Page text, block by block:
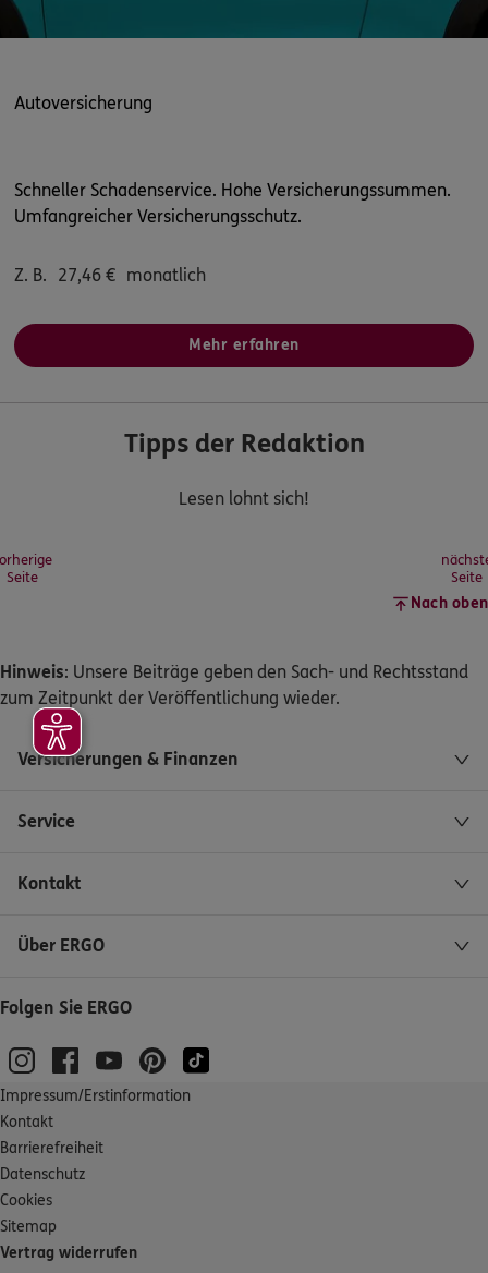
Autoversicherung
Schneller Schadenservice. Hohe Versicherungssummen.
Umfangreicher Versicherungsschutz.
Z. B. 27,46 € monatlich
Mehr erfahren
Tipps der Redaktion
Lesen lohnt sich!
Seite
Seite
Nach oben
Hinweis: Unsere Beiträge geben den Sach- und Rechtsstand
zum Zeitpunkt der Veröffentlichung wieder.
Versicherungen & Finanzen
Service
Kontakt
Über ERGO
Folgen Sie ERGO
Impressum/Erstinformation
Kontakt
Barrierefreiheit
Datenschutz
Cookies
Sitemap
Vertrag widerrufen